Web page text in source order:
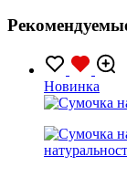
Новинка